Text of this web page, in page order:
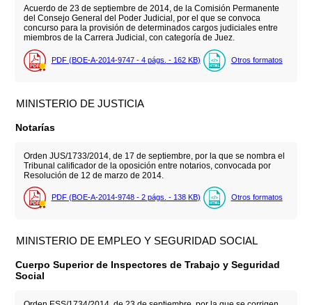
Acuerdo de 23 de septiembre de 2014, de la Comisión Permanente
del Consejo General del Poder Judicial, por el que se convoca
concurso para la provisión de determinados cargos judiciales entre
miembros de la Carrera Judicial, con categoría de Juez.
PDF (BOE-A-2014-9747 - 4 págs. - 162 KB) Otros formatos
MINISTERIO DE JUSTICIA
Notarías
Orden JUS/1733/2014, de 17 de septiembre, por la que se nombra el
Tribunal calificador de la oposición entre notarios, convocada por
Resolución de 12 de marzo de 2014.
PDF (BOE-A-2014-9748 - 2 págs. - 138 KB) Otros formatos
MINISTERIO DE EMPLEO Y SEGURIDAD SOCIAL
Cuerpo Superior de Inspectores de Trabajo y Seguridad
Social